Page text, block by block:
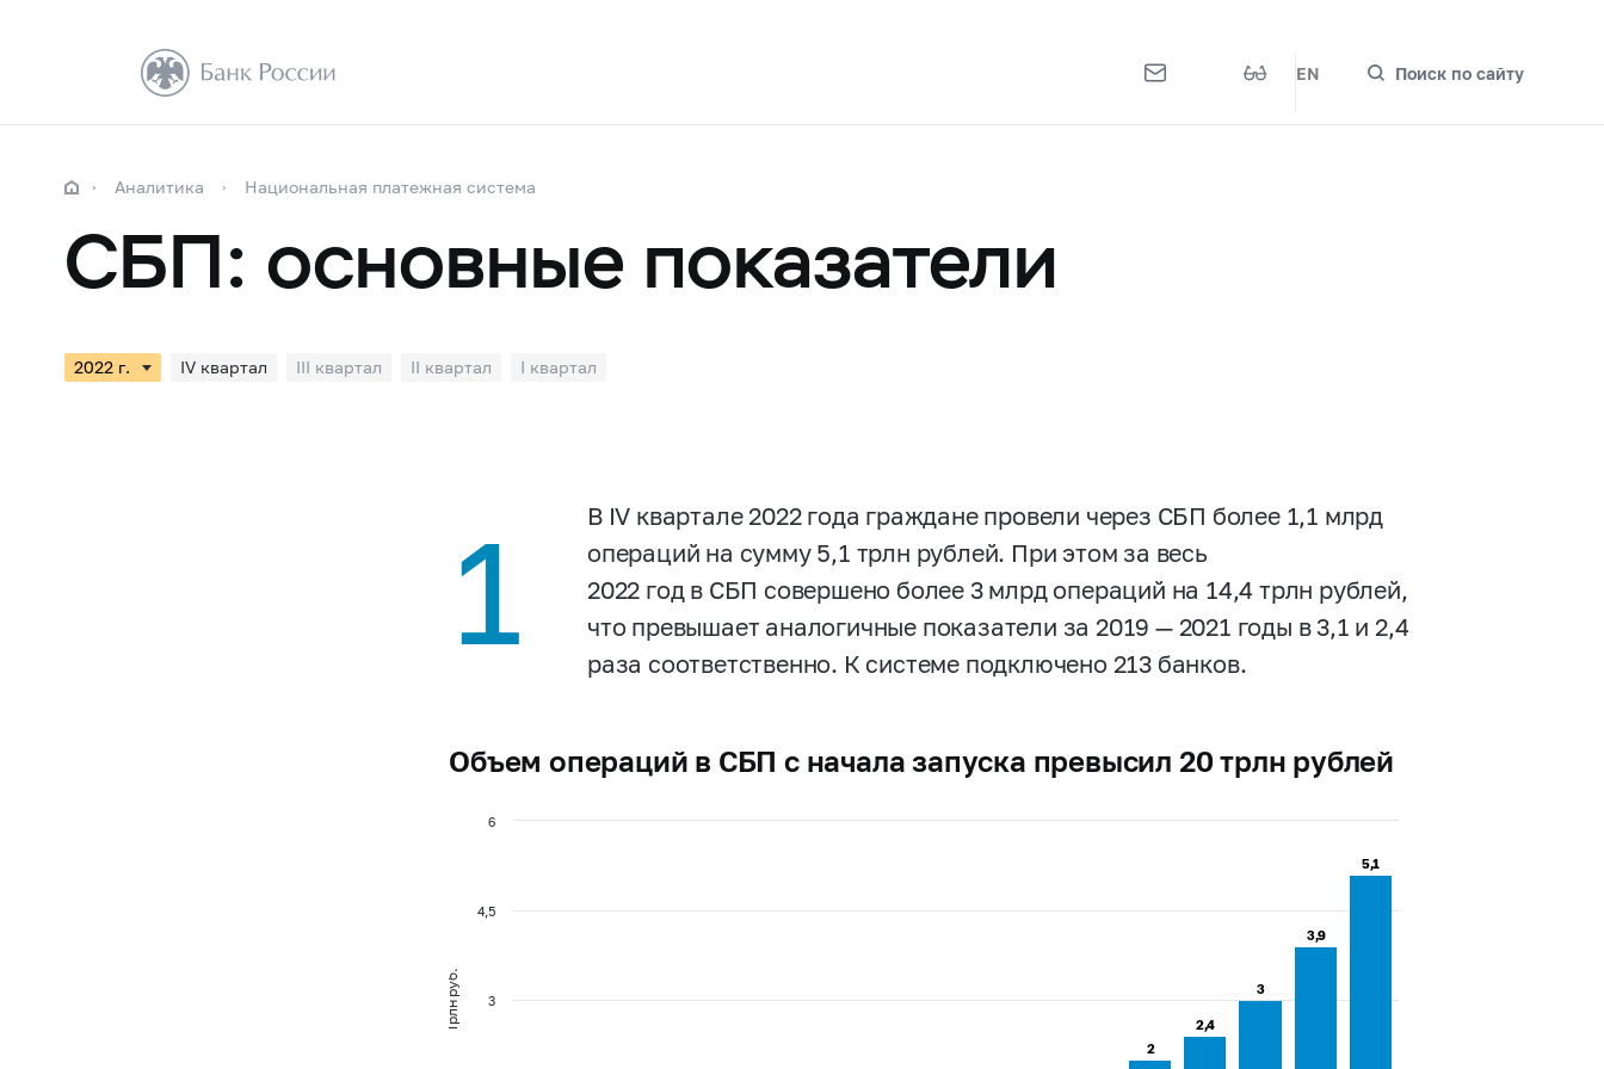
EN Поиск по сайту
Аналитика Национальная платежная система
СБП: основные показатели
IV квартал III квартал II квартал I квартал
1
В IV квартале 2022 года граждане провели через СБП более 1,1 млрд
операций на сумму 5,1 трлн рублей. При этом за весь
2022 год в СБП совершено более 3 млрд операций на 14,4 трлн рублей,
что превышает аналогичные показатели за 2019 —2021 годы в 3,1 и 2,4
раза соответственно. К системе подключено 213 банков.
Объем операций в СБП с начала запуска превысил 20 трлн рублей
Трлн руб.
2
2
2,4
2,4
3
3
3,9
3,9
5,1
5,1
3
4,5
6